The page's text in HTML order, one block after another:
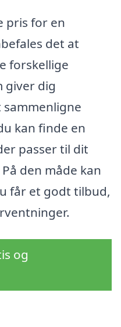
pris for en
det at
forskellige
giver dig
kan finde en
passer til dit
den måde kan
får et godt tilbud,
og